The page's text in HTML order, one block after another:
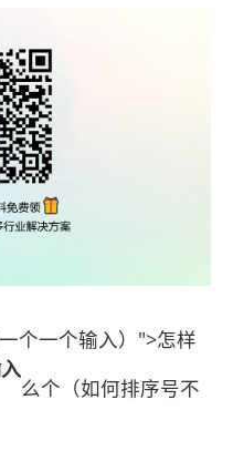
个一个输入）">怎样
么个（如何排序号不